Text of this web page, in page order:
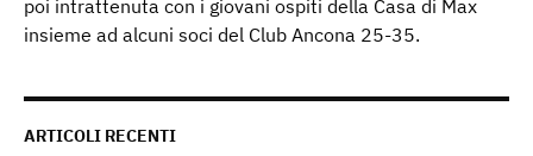
poi intrattenuta con i giovani ospiti della Casa di Max
insieme ad alcuni soci del Club Ancona 25-35.
ARTICOLI RECENTI